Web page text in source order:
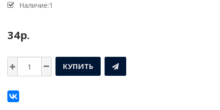
Наличие:1
34р.
КУПИТЬ